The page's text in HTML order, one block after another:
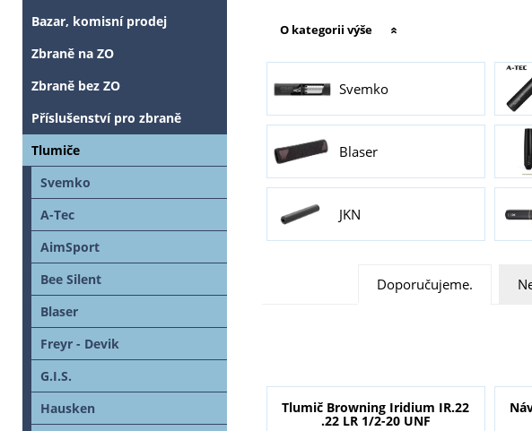
O kategorii výše
Svemko
Blaser
JKN
Doporučujeme.
Tlumič Browning Iridium IR.22
.22 LR 1/2-20 UNF
Bazar, komisní prodej
Zbraně na ZO
Zbraně bez ZO
Příslušenství pro zbraně
Tlumiče
Svemko
A-Tec
AimSport
Bee Silent
Blaser
Freyr - Devik
G.I.S.
Hausken